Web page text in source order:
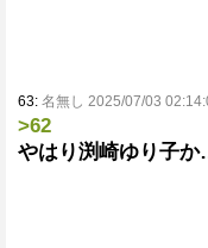
63: 名無し 2025/07/03
>62
やはり渕崎ゆり子